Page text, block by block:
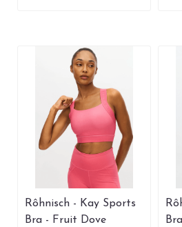
Rôhnisch - Kay Sports
Bra - Fruit Dove